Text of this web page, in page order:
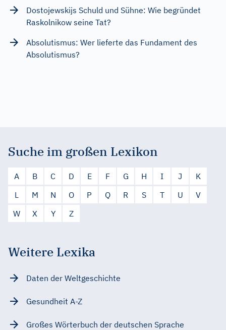
Dostojewskijs Schuld und Sühne: Wie begründet
Raskolnikow seine Tat?
Absolutismus: Wer lieferte das Fundament des
Absolutismus?
Suche im großen Lexikon
A B C D E F G H I J
K
L
M N O P Q R S T U
V
W
X Y Z
Weitere Lexika
Daten der Weltgeschichte
Gesundheit A-Z
Großes Wörterbuch der deutschen Sprache